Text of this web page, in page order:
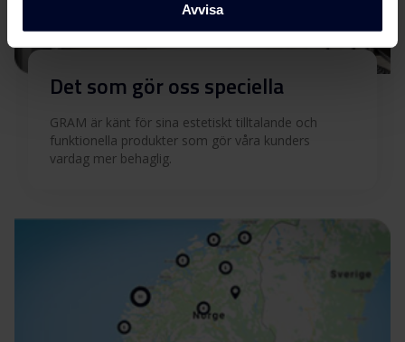
Avvisa
Det som gör oss speciella
GRAM är känt för sina estetiskt tilltalande och
funktionella produkter som gör våra kunders
vardag mer behaglig.